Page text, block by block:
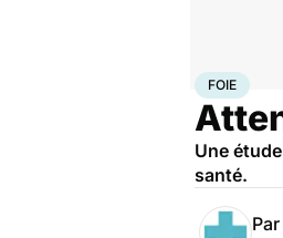
Accueil Santé
FOIE
Une
santé.
Par